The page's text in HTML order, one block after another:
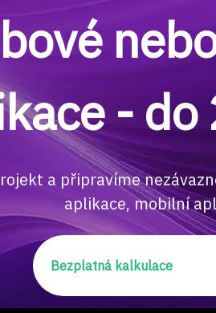
- do
a připravíme
aplikace, mobilní
Bezplatná kalkulace